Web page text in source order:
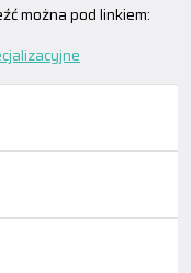
można pod linkiem: